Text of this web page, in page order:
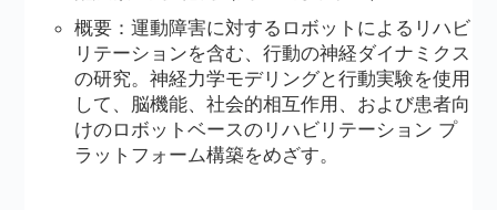
概要：運動障害に対するロボットによるリハビ
リテーションを含む、行動の神経ダイナミクス
の研究。神経力学モデリングと行動実験を使用
して、脳機能、社会的相互作用、および患者向
けのロボットベースのリハビリテーション プ
ラットフォーム構築をめざす。